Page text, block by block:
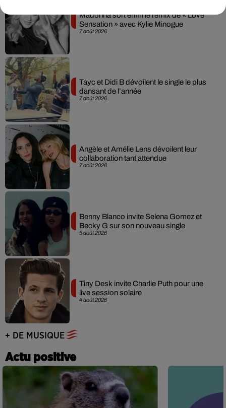
7 août 2026
Madonna sort enfin le remix de « Love
Sensation » avec Kylie Minogue
7 août 2026
Tayc et Didi B dévoilent le single le plus
dansant de l’année
7 août 2026
Angèle et Amélie Lens dévoilent leur
collaboration tant attendue
5 août 2026
Benny Blanco invite Selena Gomez et
Becky G sur son nouveau single
4 août 2026
Tiny Desk invite Charlie Puth pour une
live session solaire
+ DE MUSIQUE
Actu positive